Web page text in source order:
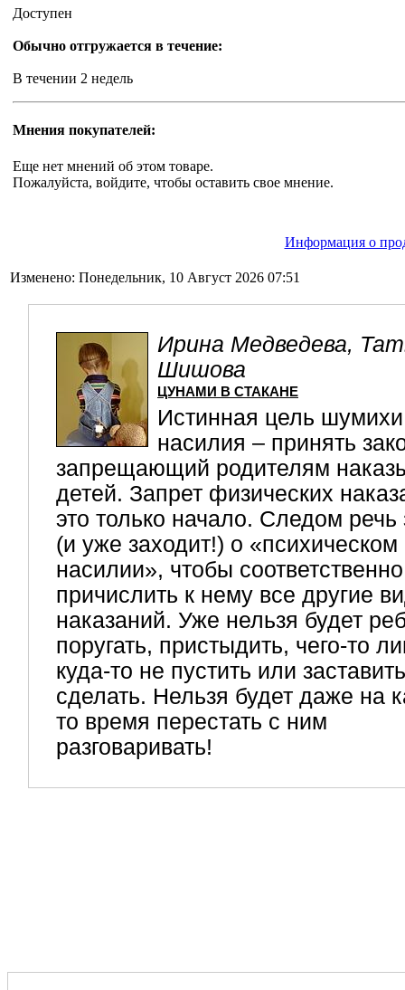
Доступен
Обычно отгружается в течение:
В течении 2 недель
Мнения покупателей:
Еще нет мнений об этом товаре.
Пожалуйста, войдите, чтобы оставить свое мнение.
Информация о
Изменено: Понедельник, 10 Август 2026 07:51
Ирина Медведева,
Шишова
ЦУНАМИ В СТАКАНЕ
Истинная цель шумихи
насилия – принять
запрещающий родителям
детей. Запрет физических
это только начало. Следом речь
(и уже заходит!) о «психическом
насилии», чтобы соответственно
причислить к нему все другие
наказаний. Уже нельзя будет
поругать, пристыдить, чего-то
куда-то не пустить или
сделать. Нельзя будет даже на
то время перестать с ним
разговаривать!